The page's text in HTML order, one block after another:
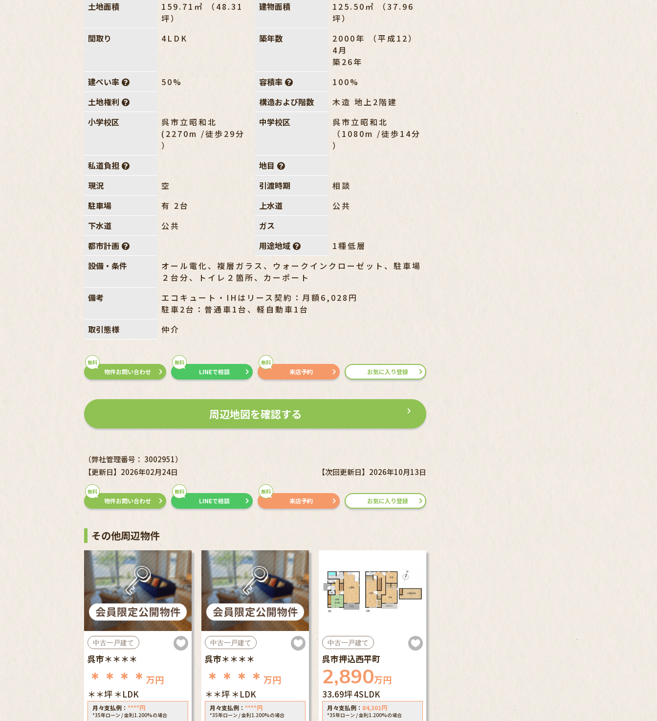
土地面積
159.71㎡ （48.31
坪）
建物面積
125.50㎡ （37.96
坪）
間取り
4LDK 築年数
2000年 （平成12）
4月
築26年
建ぺい率
50% 容積率
100%
土地権利
構造および階数
木造 地上2階建
小学校区
呉市立昭和北
(2270m /徒歩29分
）
中学校区
呉市立昭和北
（1080m /徒歩14分
）
私道負担
地目
現況
空 引渡時期
相談
駐車場
有 2台 上水道
公共
下水道
公共
ガス
都市計画
用途地域
1種低層
設備・条件
オール電化、複層ガラス、ウォークインクローゼット、駐車場
２台分、トイレ２箇所、カーポート
備考
エコキュート・IHはリース契約：月額6,028円
駐車2台：普通車1台、軽自動車1台
取引態様
仲介
無料
物件お問い合わせ
無料
LINEで相談
無料
来店予約 お気に入り登録
周辺地図を確認する
（弊社管理番号： 3002951）
【更新日】2026年02月24日
【次回更新日】2026年10月13日
無料
物件お問い合わせ
無料
LINEで相談
無料
来店予約 お気に入り登録
その他周辺物件
中古一戸建て
呉市＊＊＊＊
＊＊＊＊ 万円
＊＊坪 ＊LDK
月々支払例： ****円
*35年ローン / 金利1.200%の場合
中古一戸建て
呉市＊＊＊＊
＊＊＊＊ 万円
＊＊坪 ＊LDK
月々支払例： ****円
*35年ローン / 金利1.200%の場合
中古一戸建て
呉市押込西平町
2,890万円
33.69坪4SLDK
月々支払例： 84,301円
*35年ローン / 金利1.200%の場合